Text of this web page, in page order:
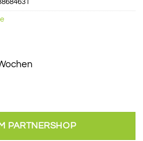
PARTNERSHOP